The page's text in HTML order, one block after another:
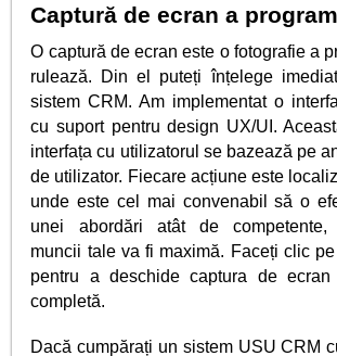
Captură de ecran a
O captură de ecran este o fotografie a
rulează. Din el puteți înțelege
sistem CRM. Am implementat o
cu suport pentru design UX/UI.
interfața cu utilizatorul se bazează pe
de utilizator. Fiecare acțiune este
unde este cel mai convenabil să o
unei abordări atât de competente,
muncii tale va fi maximă. Faceți clic
pentru a deschide captura de
completă.
Dacă cumpărați un sistem USU CRM